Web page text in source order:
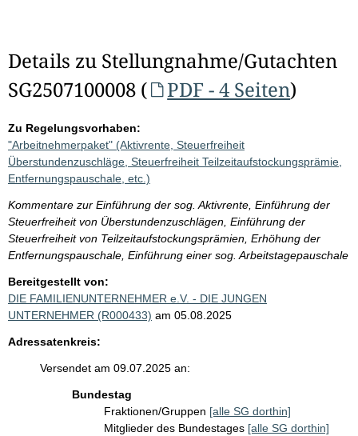
Details zu Stellungnahme/Gutachten
SG2507100008 (
PDF - 4 Seiten)
Zu Regelungsvorhaben:
"Arbeitnehmerpaket" (Aktivrente, Steuerfreiheit
Überstundenzuschläge, Steuerfreiheit Teilzeitaufstockungsprämie,
Entfernungspauschale, etc.)
Kommentare zur Einführung der sog. Aktivrente, Einführung der
Steuerfreiheit von Überstundenzuschlägen, Einführung der
Steuerfreiheit von Teilzeitaufstockungsprämien, Erhöhung der
Entfernungspauschale, Einführung einer sog. Arbeitstagepauschale
Bereitgestellt von:
DIE FAMILIENUNTERNEHMER e.V. - DIE JUNGEN
UNTERNEHMER (R000433) am 05.08.2025
Adressatenkreis:
Versendet am 09.07.2025 an:
Bundestag
Fraktionen/Gruppen [alle SG dorthin]
Mitglieder des Bundestages [alle SG dorthin]